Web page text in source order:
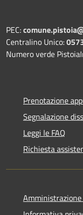
PEC:
Centralino Unico:
Numero verde
Prenotazione
Segnalazione
Leggi le FAQ
Richiesta